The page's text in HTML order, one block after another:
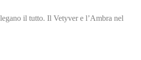
il tutto. Il Vetyver e l’Ambra nel